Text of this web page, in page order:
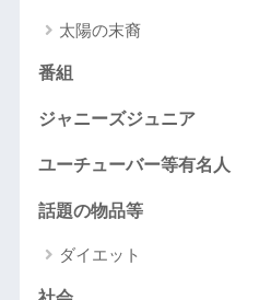
太陽の末裔
番組
ジャニーズジュニア
ユーチューバー等有名人
話題の物品等
ダイエット